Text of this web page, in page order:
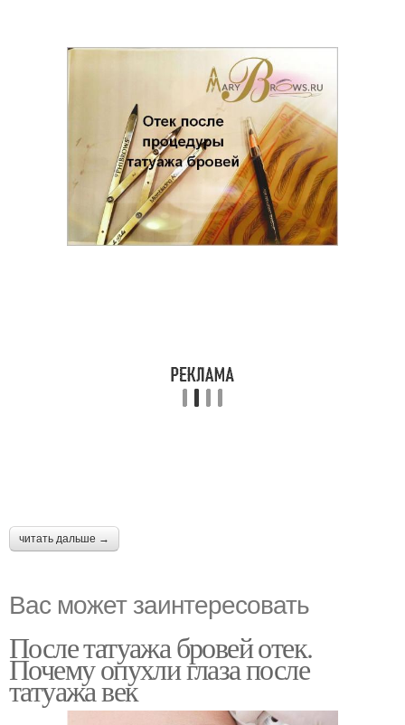
читать дальше →
Вас может заинтересовать
После татуажа бровей отек.
Почему опухли глаза после
татуажа век